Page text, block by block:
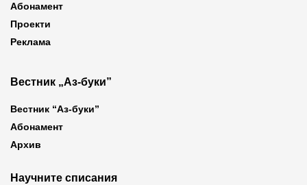
Абонамент
Проекти
Реклама
Вестник „Аз-буки”
Вестник “Аз-буки”
Абонамент
Архив
Научните списания